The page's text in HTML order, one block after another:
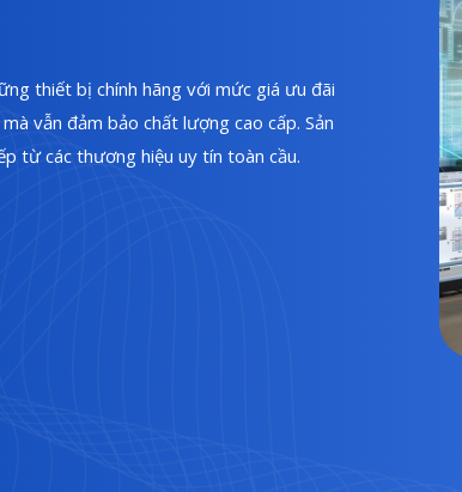
thiết bị chính hãng với mức giá ưu đãi
vẫn đảm bảo chất lượng cao cấp. Sản
từ các thương hiệu uy tín toàn cầu.